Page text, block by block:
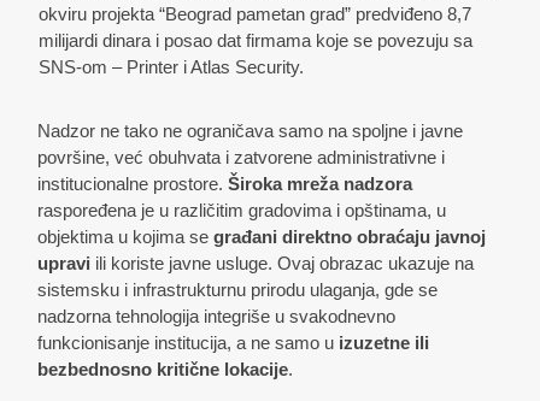
okviru projekta “Beograd pametan grad” predviđeno 8,7
milijardi dinara i posao dat firmama koje se povezuju sa
SNS-om – Printer i Atlas Security.
Nadzor ne tako ne ograničava samo na spoljne i javne
površine, već obuhvata i zatvorene administrativne i
institucionalne prostore.Široka mreža nadzora
raspoređena je u različitim gradovima i opštinama, u
objektima u kojima segrađani direktno obraćaju javnoj
upravi ili koriste javne usluge. Ovaj obrazac ukazuje na
sistemsku i infrastrukturnu prirodu ulaganja, gde se
nadzorna tehnologija integriše u svakodnevno
funkcionisanje institucija, a ne samo u izuzetne ili
bezbednosno kritične lokacije.